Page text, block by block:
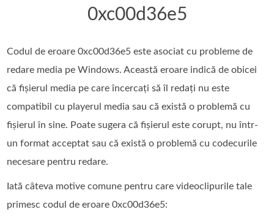
0xc00d36e5
Codul de eroare 0xc00d36e5 este asociat cu probleme de
redare media pe Windows. Această eroare indică de obicei
că fișierul media pe care încercați să îl redați nu este
compatibil cu playerul media sau că există o problemă cu
fișierul în sine. Poate sugera că fișierul este corupt, nu într-
un format acceptat sau că există o problemă cu codecurile
necesare pentru redare.
Iată câteva motive comune pentru care videoclipurile tale
primesc codul de eroare 0xc00d36e5: